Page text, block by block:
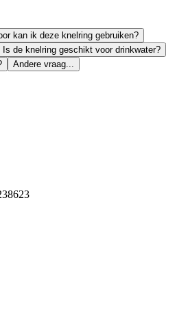
kan ik deze knelring gebruiken?
Is de knelring geschikt voor drinkwater?
Andere vraag...